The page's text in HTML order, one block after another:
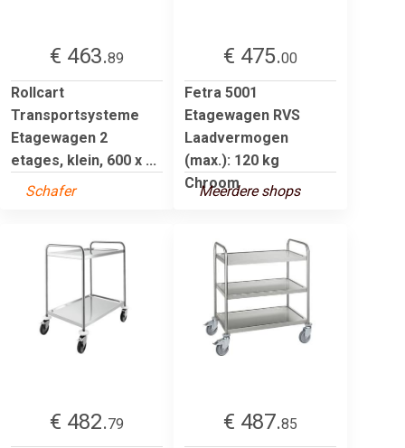
€ 463.89
Rollcart
Transportsysteme
Etagewagen 2
etages, klein, 600 x ...
Schafer
€ 475.00
Fetra 5001
Etagewagen RVS
Laadvermogen
(max.): 120 kg
Chroom
Meerdere shops
€ 482.79
€ 487.85